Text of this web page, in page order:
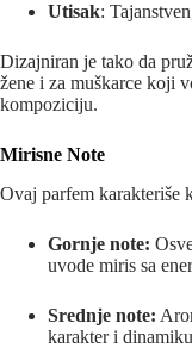
Utisak:
Dizajniran je tako da
žene i za muškarce koji
kompoziciju.
Mirisne Note
Ovaj parfem karakteriše
Gornje note:
uvode miris sa
Srednje note:
karakter i